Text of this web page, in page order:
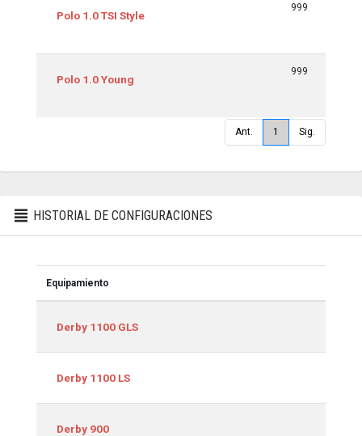
Polo 1.0 TSI Style
999
Polo 1.0 Young
999
Ant. 1 Sig.
HISTORIAL DE CONFIGURACIONES
Equipamiento
Derby 1100 GLS
Derby 1100 LS
Derby 900